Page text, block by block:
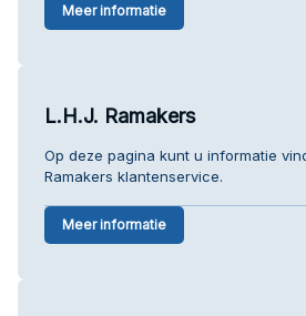
Meer informatie
L.H.J. Ramakers
Op deze pagina kunt u informatie
Ramakers klantenservice.
Meer informatie